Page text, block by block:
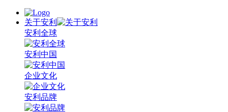
关于安利
安利全球
安利中国
企业文化
安利品牌